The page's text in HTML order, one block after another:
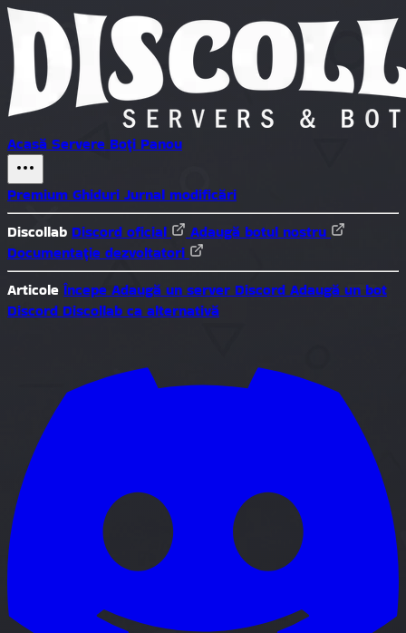
Acasă Servere Boți Panou
Premium Ghiduri Jurnal modificări
Discollab Discord oficial
Adaugă botul nostru
Documentație dezvoltatori
Articole Începe Adaugă un server Discord Adaugă un bot
Discord Discollab ca alternativă